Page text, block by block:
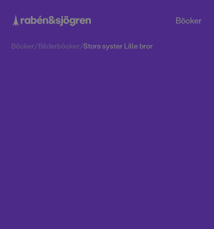
Böcker
Böcker/Bilderböcker/Stora syster Lille bror